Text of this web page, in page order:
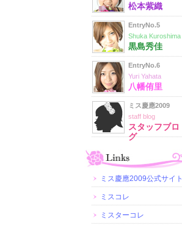
松本紫織
EntryNo.5
Shuka Kuroshima
黒島秀佳
EntryNo.6
Yuri Yahata
八幡侑里
ミス慶應2009
staff blog
スタッフブロ
グ
ミス慶應2009公式サイト
ミスコレ
ミスターコレ